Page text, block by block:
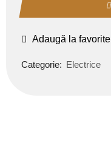
Adaugă la favorite
Categorie: Electrice